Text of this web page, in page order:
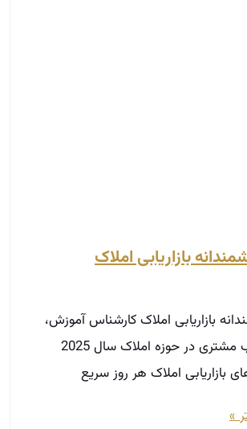
بازاریابی املاک کارشناس آموزش،
بازاریابی و جذب مشتری در حوزه املاک سال 2025
املاک هر روز سریع‌
»